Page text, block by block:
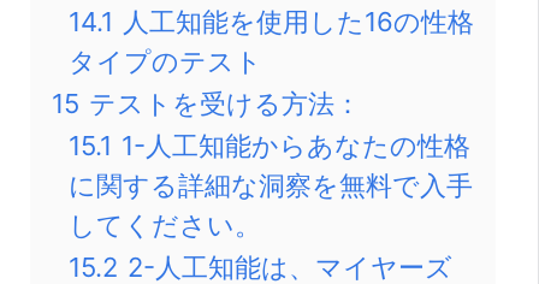
14.1 人工知能を使用した16の性格
タイプのテスト
15 テストを受ける方法：
15.1 1-人工知能からあなたの性格
に関する詳細な洞察を無料で入手
してください。
15.2 2-人工知能は、マイヤーズ